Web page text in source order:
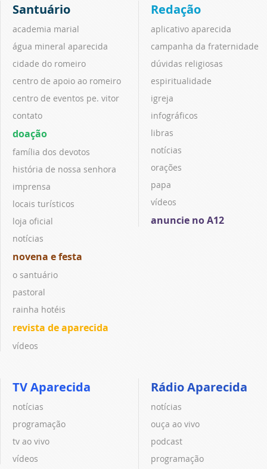
Santuário
academia marial
água mineral aparecida
cidade do romeiro
centro de apoio ao romeiro
centro de eventos pe. vitor
contato
doação
família dos devotos
história de nossa senhora
imprensa
locais turísticos
loja oficial
notícias
novena e festa
o santuário
pastoral
rainha hotéis
revista de aparecida
vídeos
Redação
aplicativo aparecida
campanha da fraternidade
dúvidas religiosas
espiritualidade
igreja
infográficos
libras
notícias
orações
papa
vídeos
anuncie no A12
TV Aparecida
notícias
programação
tv ao vivo
vídeos
Rádio Aparecida
notícias
ouça ao vivo
podcast
programação